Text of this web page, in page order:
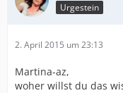
Urgestein
2. April 2015 um 23:13
Martina-az,
woher willst du das